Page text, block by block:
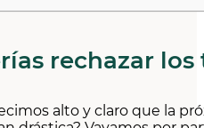
rechazar
alto y claro que la